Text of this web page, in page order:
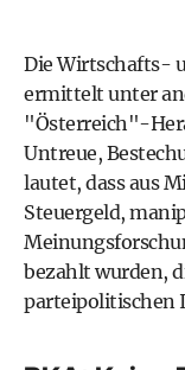
Die Wirtschafts-
ermittelt unter
"Österreich"-
Untreue,
lautet, dass aus
Steuergeld,
bezahlt wurden,
parteipolitischen